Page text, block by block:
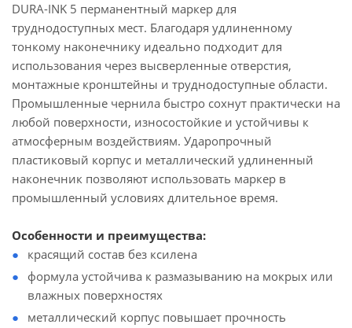
DURA-INK 5 перманентный маркер для
труднодоступных мест. Благодаря удлиненному
тонкому наконечнику идеально подходит для
использования через высверленные отверстия,
монтажные кронштейны и труднодоступные области.
Промышленные чернила быстро сохнут практически на
любой поверхности, износостойкие и устойчивы к
атмосферным воздействиям. Ударопрочный
пластиковый корпус и металлический удлиненный
наконечник позволяют использовать маркер в
промышленный условиях длительное время.
Особенности и преимущества:
красящий состав без ксилена
формула устойчива к размазыванию на мокрых или
влажных поверхностях
металлический корпус повышает прочность